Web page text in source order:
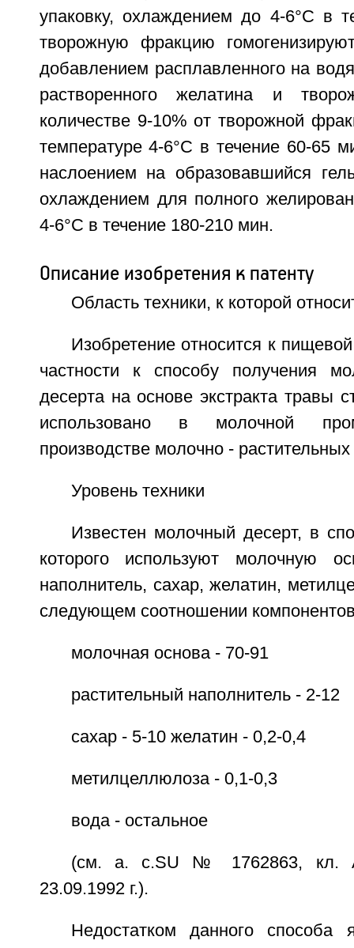
упаковку, охлаждением до 4-6°С в
творожную фракцию
добавлением расплавленного на
растворенного желатина и
количестве 9-10% от творожной
температуре 4-6°С в течение 60-65
наслоением на образовавшийся
охлаждением для полного
4-6°С в течение 180-210 мин.
Описание изобретения к патенту
Область техники, к которой
Изобретение относится к
частности к способу получения
десерта на основе экстракта травы
использовано в молочной
производстве молочно -
Уровень техники
Известен молочный десерт, в
которого используют молочную
наполнитель, сахар, желатин,
следующем соотношении
молочная основа - 70-91
растительный наполнитель - 2-12
сахар - 5-10 желатин - 0,2-0,4
метилцеллюлоза - 0,1-0,3
вода - остальное
(см. а. с.SU № 1762863, кл.
23.09.1992 г.).
Недостатком данного способа